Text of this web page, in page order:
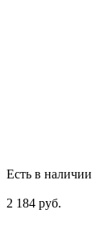
Есть в наличии
2 184 руб.